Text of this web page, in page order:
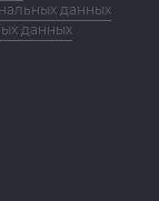
данных
данных